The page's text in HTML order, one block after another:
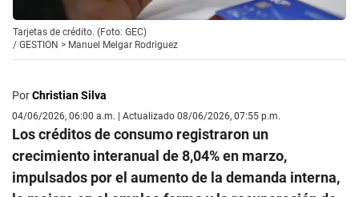
Tarjetas de crédito. (Foto: GEC)
/ GESTION > Manuel Melgar Rodriguez
PorChristian Silva
04/06/2026, 06:00 a.m. | Actualizado 08/06/2026, 07:55 p.m.
Los créditos de consumo registraron un
crecimiento interanual de 8,04% en marzo,
impulsados por el aumento de la demanda interna,